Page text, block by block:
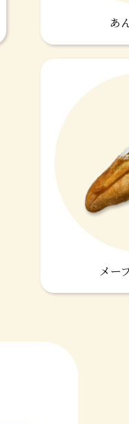
あ
メー